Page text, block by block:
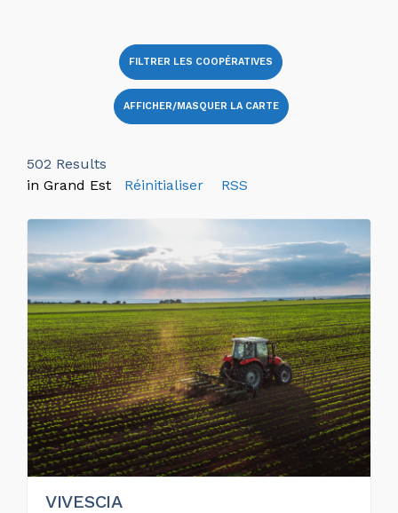
FILTRER LES COOPÉRATIVES
AFFICHER/MASQUER LA CARTE
502 Results
in Grand Est
Réinitialiser RSS
VIVESCIA